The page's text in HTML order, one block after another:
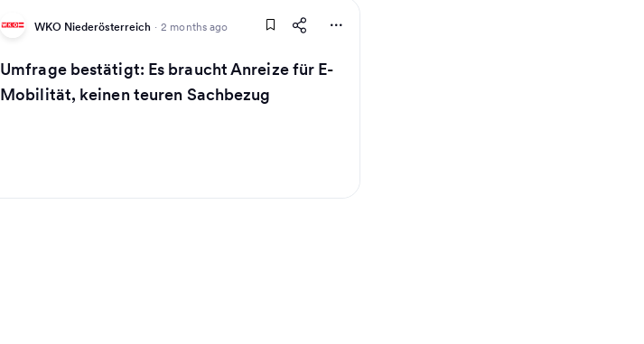
WKO Niederösterreich · 2 months ago
Umfrage bestätigt: Es braucht Anreize für E-
Mobilität, keinen teuren Sachbezug